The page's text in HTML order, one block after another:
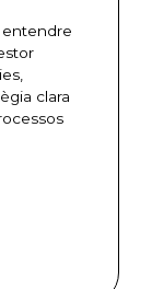
entendre
clara